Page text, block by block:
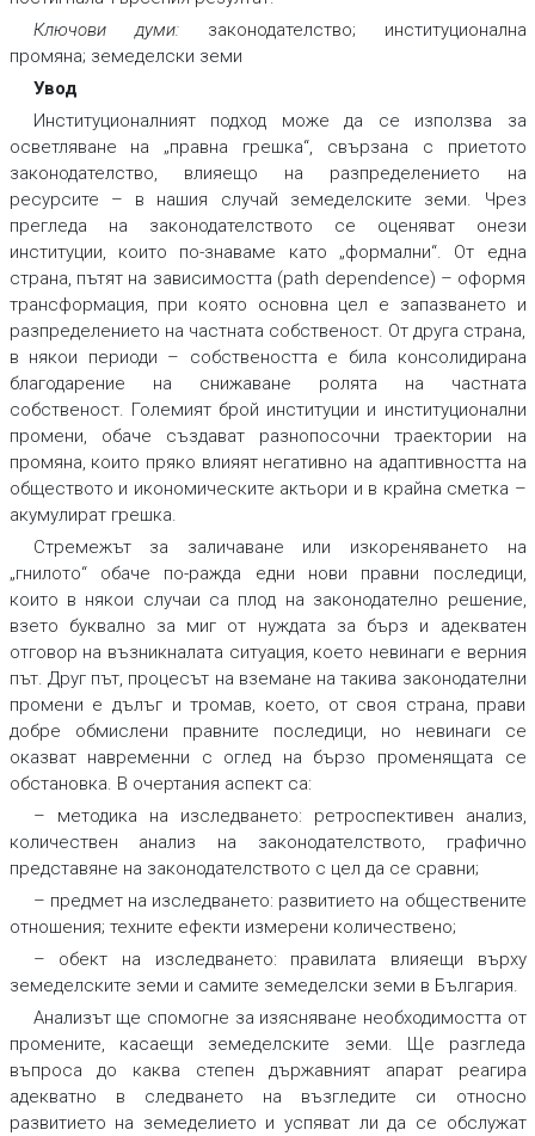
Ключови думи: законодателство; институционална
промяна; земеделски земи
Увод
Институционалният подход може да се използва за
осветляване на „правна грешка“, свързана с приетото
законодателство, влияещо на разпределението на
ресурсите – в нашия случай земеделските земи. Чрез
прегледа на законодателството се оценяват онези
институции, които по-знаваме като „формални“. От една
страна, пътят на зависимостта (path dependence) – оформя
трансформация, при която основна цел е запазването и
разпределението на частната собственост. От друга страна,
в някои периоди – собствеността е била консолидирана
благодарение на снижаване ролята на частната
собственост. Големият брой институции и институционални
промени, обаче създават разнопосочни траектории на
промяна, които пряко влияят негативно на адаптивността на
обществото и икономическите актьори и в крайна сметка –
акумулират грешка.
Стремежът за заличаване или изкореняването на
„гнилото“ обаче по-ражда едни нови правни последици,
които в някои случаи са плод на законодателно решение,
взето буквално за миг от нуждата за бърз и адекватен
отговор на възникналата ситуация, което невинаги е верния
път. Друг път, процесът на вземане на такива законодателни
промени е дълъг и тромав, което, от своя страна, прави
добре обмислени правните последици, но невинаги се
оказват навременни с оглед на бързо променящата се
обстановка. В очертания аспект са:
– методика на изследването: ретроспективен анализ,
количествен анализ на законодателството, графично
представяне на законодателството с цел да се сравни;
– предмет на изследването: развитието на обществените
отношения; техните ефекти измерени количествено;
– обект на изследването: правилата влияещи върху
земеделските земи и самите земеделски земи в България.
Анализът ще спомогне за изясняване необходимостта от
промените, касаещи земеделските земи. Ще разгледа
въпроса до каква степен държавният апарат реагира
адекватно в следването на възгледите си относно
развитието на земеделието и успяват ли да се обслужат